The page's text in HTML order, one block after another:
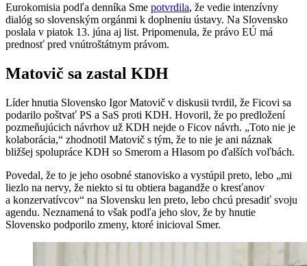
Eurokomisia podľa denníka Sme potvrdila, že vedie intenzívny
dialóg so slovenským orgánmi k doplneniu ústavy. Na Slovensko
poslala v piatok 13. júna aj list. Pripomenula, že právo EÚ má
prednosť pred vnútroštátnym právom.
Matovič sa zastal KDH
Líder hnutia Slovensko Igor Matovič v diskusii tvrdil, že Ficovi sa
podarilo poštvať PS a SaS proti KDH. Hovoril, že po predložení
pozmeňujúcich návrhov už KDH nejde o Ficov návrh. „Toto nie je
kolaborácia,“ zhodnotil Matovič s tým, že to nie je ani náznak
bližšej spolupráce KDH so Smerom a Hlasom po ďalších voľbách.
Povedal, že to je jeho osobné stanovisko a vystúpil preto, lebo „mi
liezlo na nervy, že niekto si tu obtiera bagandže o kresťanov
a konzervatívcov“ na Slovensku len preto, lebo chcú presadiť svoju
agendu. Neznamená to však podľa jeho slov, že by hnutie
Slovensko podporilo zmeny, ktoré inicioval Smer.